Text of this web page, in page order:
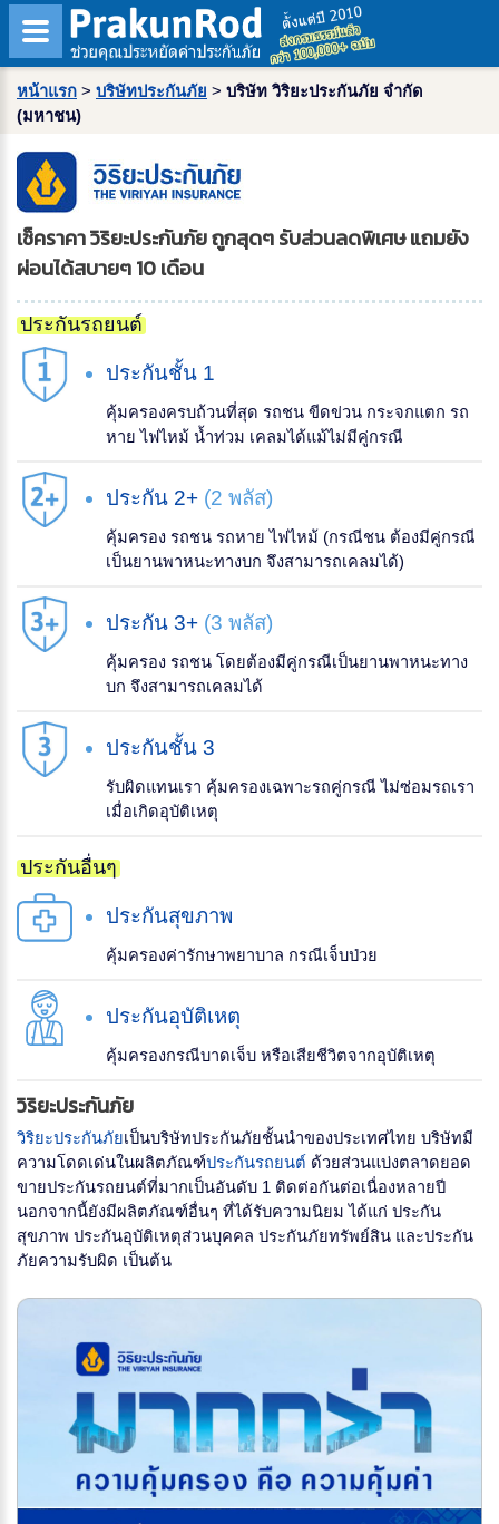
หน้าแรก > บริษัทประกันภัย > บริษัท วิริยะประกันภัย จำกัด
(มหาชน)
เช็คราคา วิริยะประกันภัย ถูกสุดๆ รับส่วนลดพิเศษ แถมยัง
ผ่อนได้สบายๆ 10 เดือน
ประกันรถยนต์
ประกันชั้น 1
คุ้มครองครบถ้วนที่สุด รถชน ขีดข่วน กระจกแตก รถ
หาย ไฟไหม้ น้ำท่วม เคลมได้แม้ไม่มีคู่กรณี
ประกัน 2+ (2 พลัส)
คุ้มครอง รถชน รถหาย ไฟไหม้ (กรณีชน ต้องมีคู่กรณี
เป็นยานพาหนะทางบก จึงสามารถเคลมได้)
ประกัน 3+ (3 พลัส)
คุ้มครอง รถชน โดยต้องมีคู่กรณีเป็นยานพาหนะทาง
บก จึงสามารถเคลมได้
ประกันชั้น 3
รับผิดแทนเรา คุ้มครองเฉพาะรถคู่กรณี ไม่ซ่อมรถเรา
เมื่อเกิดอุบัติเหตุ
ประกันอื่นๆ
ประกันสุขภาพ
คุ้มครองค่ารักษาพยาบาล กรณีเจ็บป่วย
ประกันอุบัติเหตุ
คุ้มครองกรณีบาดเจ็บ หรือเสียชีวิตจากอุบัติเหตุ
วิริยะประกันภัย
วิริยะประกันภัยเป็นบริษัทประกันภัยชั้นนำของประเทศไทย บริษัทมี
ความโดดเด่นในผลิตภัณฑ์ประกันรถยนต์ ด้วยส่วนแบ่งตลาดยอด
ขายประกันรถยนต์ที่มากเป็นอันดับ 1 ติดต่อกันต่อเนื่องหลายปี
นอกจากนี้ยังมีผลิตภัณฑ์อื่นๆ ที่ได้รับความนิยม ได้แก่ ประกัน
สุขภาพ ประกันอุบัติเหตุส่วนบุคคล ประกันภัยทรัพย์สิน และประกัน
ภัยความรับผิด เป็นต้น